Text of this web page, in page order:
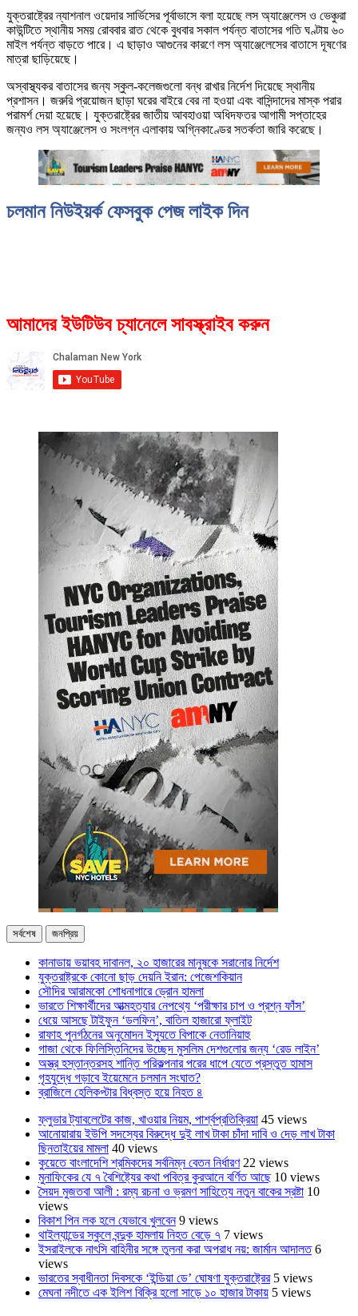
যুক্তরাষ্ট্রের ন্যাশনাল ওয়েদার সার্ভিসের পূর্বাভাসে বলা হয়েছে লস অ্যাঞ্জেলেস ও ভেঞ্চুরা
কাউন্টিতে স্থানীয় সময় রোববার রাত থেকে বুধবার সকাল পর্যন্ত বাতাসের গতি ঘণ্টায় ৬০
মাইল পর্যন্ত বাড়তে পারে। এ ছাড়াও আগুনের কারণে লস অ্যাঞ্জেলেসের বাতাসে দূষণের
মাত্রা ছাড়িয়েছে।
অস্বাস্থ্যকর বাতাসের জন্য স্কুল-কলেজগুলো বন্ধ রাখার নির্দেশ দিয়েছে স্থানীয়
প্রশাসন। জরুরি প্রয়োজন ছাড়া ঘরের বাইরে বের না হওয়া এবং বাসিন্দাদের মাস্ক পরার
পরামর্শ দেয়া হয়েছে। যুক্তরাষ্ট্রের জাতীয় আবহাওয়া অধিদফতর আগামী সপ্তাহের
জন্যও লস অ্যাঞ্জেলেস ও সংলগ্ন এলাকায় অগ্নিকাণ্ডের সতর্কতা জারি করেছে।
চলমান নিউইয়র্ক ফেসবুক পেজ লাইক দিন
আমাদের ইউটিউব চ্যানেলে সাবস্ক্রাইব করুন
সর্বশেষ জনপ্রিয়
কানাডায় ভয়াবহ দাবানল, ২০ হাজারের মানুষকে সরানোর নির্দেশ
যুক্তরাষ্ট্রকে কোনো ছাড় দেয়নি ইরান: পেজেশকিয়ান
সৌদির আরামকো শোধনাগারে ড্রোন হামলা
ভারতে শিক্ষার্থীদের আত্মহত্যার নেপথ্যে ‘পরীক্ষার চাপ ও প্রশ্ন ফাঁস’
ধেয়ে আসছে টাইফুন ‘ডলফিন’, বাতিল হাজারো ফ্লাইট
রাফাহ পুনর্গঠনের অনুমোদন ইস্যুতে বিপাকে নেতানিয়াহু
গাজা থেকে ফিলিস্তিনিদের উচ্ছেদ মুসলিম দেশগুলোর জন্য ‘রেড লাইন’
অস্ত্র হস্তান্তরসহ শান্তি পরিকল্পনার পরের ধাপে যেতে প্রস্তুত হামাস
গৃহযুদ্ধে গড়াবে ইয়েমেনে চলমান সংঘাত?
ব্রাজিলে হেলিকপ্টার বিধ্বস্ত হয়ে নিহত ৪
ফ্লুভার ট্যাবলেটের কাজ, খাওয়ার নিয়ম, পার্শ্বপ্রতিক্রিয়া 45 views
আনোয়ারায় ইউপি সদস্যের বিরুদ্ধে দুই লাখ টাকা চাঁদা দাবি ও দেড় লাখ টাকা
ছিনতাইয়ের মামলা 40 views
কুয়েতে বাংলাদেশি শ্রমিকদের সর্বনিম্ন বেতন নির্ধারণ 22 views
মুনাফিকের যে ৭ বৈশিষ্ট্যের কথা পবিত্র কুরআনে বর্ণিত আছে 10 views
সৈয়দ মুজতবা আলী : রম্য রচনা ও ভ্রমণ সাহিত্যে নতুন বাকের স্রষ্টা 10
views
বিকাশ পিন লক হলে যেভাবে খুলবেন 9 views
থাইল্যান্ডের স্কুলে বন্দুক হামলায় নিহত বেড়ে ৭ 7 views
ইসরাইলকে নাৎসি বাহিনীর সঙ্গে তুলনা করা অপরাধ নয়: জার্মান আদালত 6
views
ভারতের স্বাধীনতা দিবসকে ‘ইন্ডিয়া ডে’ ঘোষণা যুক্তরাষ্ট্রের 5 views
মেঘনা নদীতে এক ইলিশ বিক্রি হলো সাড়ে ১০ হাজার টাকায় 5 views